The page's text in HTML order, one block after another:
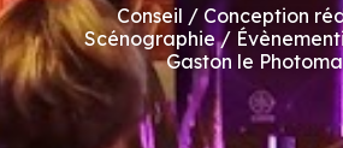
Conseil / Conception
Scénographie /
Gaston le